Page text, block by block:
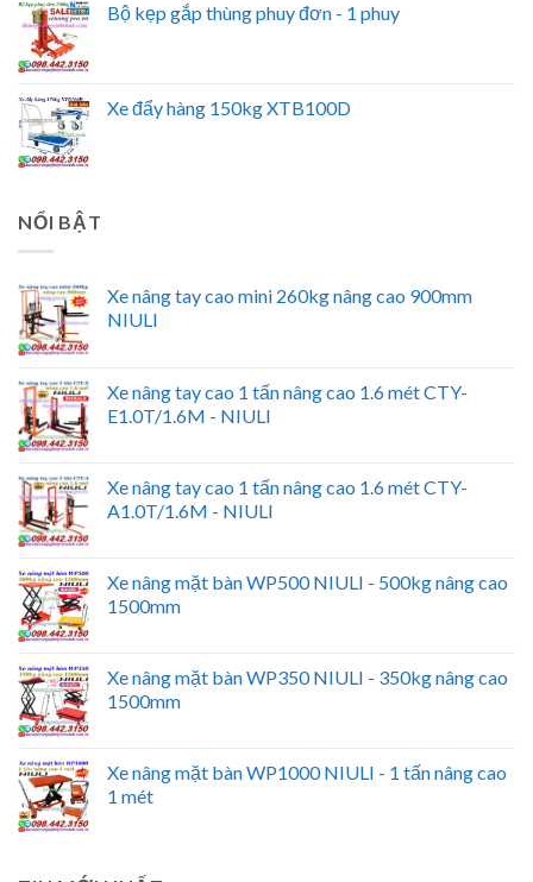
Bộ kẹp gắp thùng phuy đơn - 1 phuy
Xe đẩy hàng 150kg XTB100D
NỔI BẬT
Xe nâng tay cao mini 260kg nâng cao 900mm
NIULI
Xe nâng tay cao 1 tấn nâng cao 1.6 mét CTY-
E1.0T/1.6M - NIULI
Xe nâng tay cao 1 tấn nâng cao 1.6 mét CTY-
A1.0T/1.6M - NIULI
Xe nâng mặt bàn WP500 NIULI - 500kg nâng cao
1500mm
Xe nâng mặt bàn WP350 NIULI - 350kg nâng cao
1500mm
Xe nâng mặt bàn WP1000 NIULI - 1 tấn nâng cao
1 mét